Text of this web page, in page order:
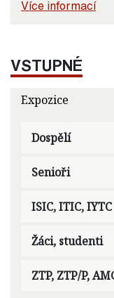
Více informací
VSTUPNÉ
Expozice
Dospělí
Senioři
ISIC, ITIC, IYTC
Žáci, studenti
ZTP, ZTP/P,